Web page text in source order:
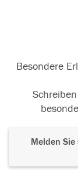
Besondere
Melden